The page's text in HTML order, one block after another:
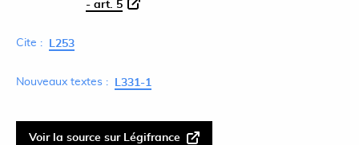
- art. 5
Cite : L253
Nouveaux textes : L331-1
Voir la source sur Légifrance